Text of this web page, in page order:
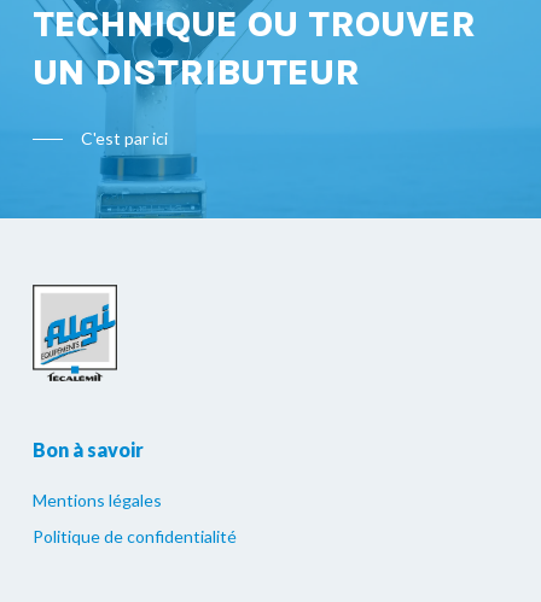
TECHNIQUE OU TROUVER
UN DISTRIBUTEUR
C'est par ici
Bon à savoir
Mentions légales
Politique de confidentialité